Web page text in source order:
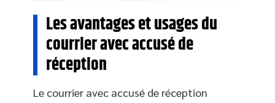
Les avantages et usages du
courrier avec accusé de
réception
Le courrier avec accusé de réception